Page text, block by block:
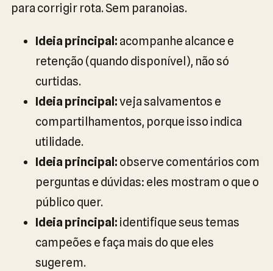
para corrigir rota. Sem paranoias.
Ideia principal: acompanhe alcance e
retenção (quando disponível), não só
curtidas.
Ideia principal:veja salvamentos e
compartilhamentos, porque isso indica
utilidade.
Ideia principal: observe comentários com
perguntas e dúvidas: eles mostram o que o
público quer.
Ideia principal: identifique seus temas
campeões e faça mais do que eles
sugerem.